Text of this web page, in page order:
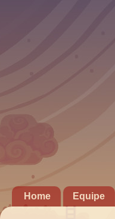
Home Equipe